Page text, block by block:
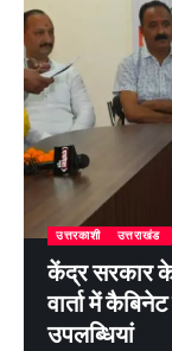
उत्तरकाशी उत्तराखंड
केंद्र सरकार के
वार्ता में
उपलब्धियां